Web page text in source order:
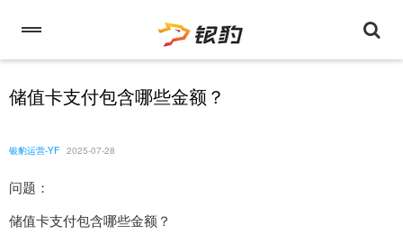
储值卡支付包含哪些金额？
银豹运营-YF 2025-07-28
问题：
储值卡支付包含哪些金额？